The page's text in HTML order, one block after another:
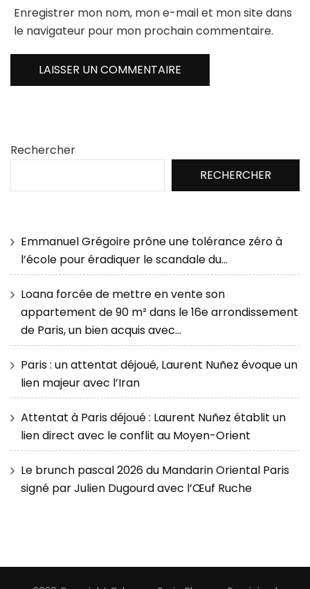
Enregistrer mon nom, mon e-mail et mon site dans
le navigateur pour mon prochain commentaire.
Rechercher
RECHERCHER
Emmanuel Grégoire prône une tolérance zéro à
l’école pour éradiquer le scandale du…
Loana forcée de mettre en vente son
appartement de 90 m² dans le 16e arrondissement
de Paris, un bien acquis avec…
Paris : un attentat déjoué, Laurent Nuñez évoque un
lien majeur avec l’Iran
Attentat à Paris déjoué : Laurent Nuñez établit un
lien direct avec le conflit au Moyen-Orient
Le brunch pascal 2026 du Mandarin Oriental Paris
signé par Julien Dugourd avec l’Œuf Ruche